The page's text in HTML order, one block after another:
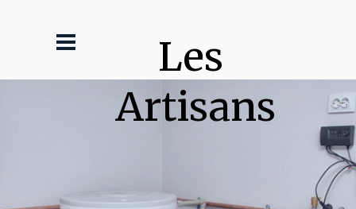
Les
Artisans